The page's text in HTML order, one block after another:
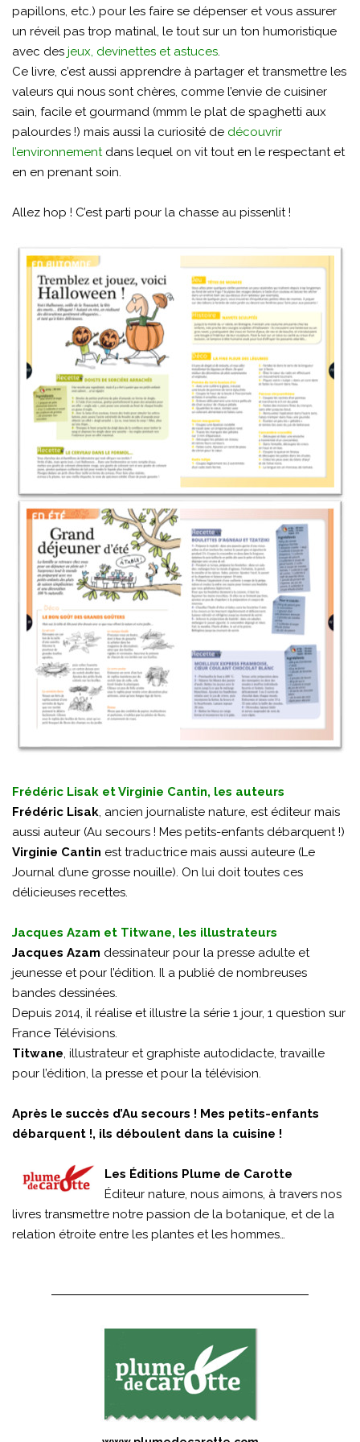
papillons, etc.) pour les faire se dépenser et vous assurer
un réveil pas trop matinal, le tout sur un ton humoristique
avec des jeux, devinettes et astuces.
Ce livre, c’est aussi apprendre à partager et transmettre les
valeurs qui nous sont chères, comme l’envie de cuisiner
sain, facile et gourmand (mmm le plat de spaghetti aux
palourdes !) mais aussi la curiosité de découvrir
l’environnementdans lequel on vit tout en le respectant et
en en prenant soin.
Allez hop ! C’est parti pour la chasse au pissenlit !
Frédéric Lisak et Virginie Cantin, les auteurs
Frédéric Lisak, ancien journaliste nature, est éditeur mais
aussi auteur (Au secours ! Mes petits-enfants débarquent !)
Virginie Cantin est traductrice mais aussi auteure (Le
Journal d’une grosse nouille). On lui doit toutes ces
délicieuses recettes.
Jacques Azam et Titwane, les illustrateurs
Jacques Azam dessinateur pour la presse adulte et
jeunesse et pour l’édition. Il a publié de nombreuses
bandes dessinées.
Depuis 2014, il réalise et illustre la série 1 jour, 1 question sur
France Télévisions.
Titwane, illustrateur et graphiste autodidacte, travaille
pour l’édition, la presse et pour la télévision.
Après le succès d’Au secours ! Mes petits-enfants
débarquent !, ils déboulent dans la cuisine !
Les Éditions Plume de Carotte
Éditeur nature, nous aimons, à travers nos
livres transmettre notre passion de la botanique, et de la
relation étroite entre les plantes et les hommes…